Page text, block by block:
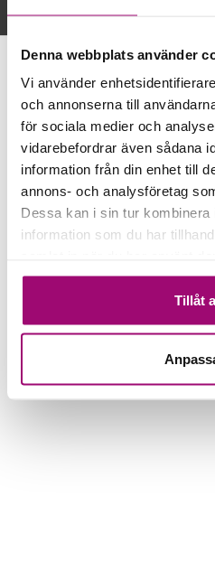
Denna webbplats använder
Vi använder
och annonserna till
för sociala medier och
vidarebefordrar även sådana
information från din enhet till
annons- och analysföretag
Dessa kan i sin tur kombinera
information som du har
Tillåt
Org nr